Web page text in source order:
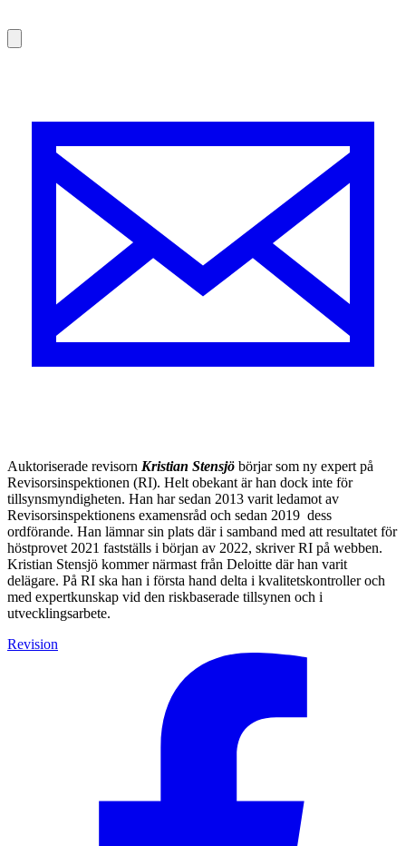
Auktoriserade revisorn Kristian Stensjö börjar som ny expert på
Revisorsinspektionen (RI). Helt obekant är han dock inte för
tillsynsmyndigheten. Han har sedan 2013 varit ledamot av
Revisorsinspektionens examensråd och sedan 2019 dess
ordförande. Han lämnar sin plats där i samband med att resultatet för
höstprovet 2021 fastställs i början av 2022, skriver RI på webben.
Kristian Stensjö kommer närmast från Deloitte där han varit
delägare. På RI ska han i första hand delta i kvalitetskontroller och
med expertkunskap vid den riskbaserade tillsynen och i
utvecklingsarbete.
Revision